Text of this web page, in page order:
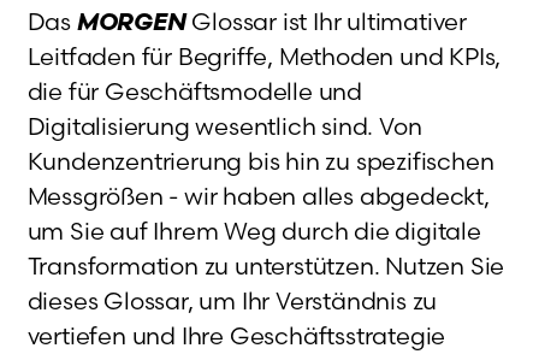
Das MORGENGlossar ist Ihr ultimativer
Leitfaden für Begriffe, Methoden und KPIs,
die für Geschäftsmodelle und
Digitalisierung wesentlich sind. Von
Kundenzentrierung bis hin zu spezifischen
Messgrößen - wir haben alles abgedeckt,
um Sie auf Ihrem Weg durch die digitale
Transformation zu unterstützen. Nutzen Sie
dieses Glossar, um Ihr Verständnis zu
vertiefen und Ihre Geschäftsstrategie